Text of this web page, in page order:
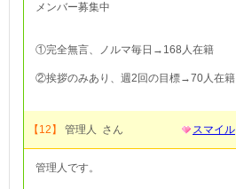
メンバー募集中
①完全無言、ノルマ毎日→168人在籍
②挨拶のみあり、週2回の目標→70人在籍
【12】 管理人 さん スマイル
管理人です。